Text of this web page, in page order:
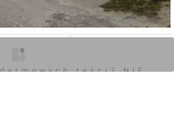
0
teści? NIE